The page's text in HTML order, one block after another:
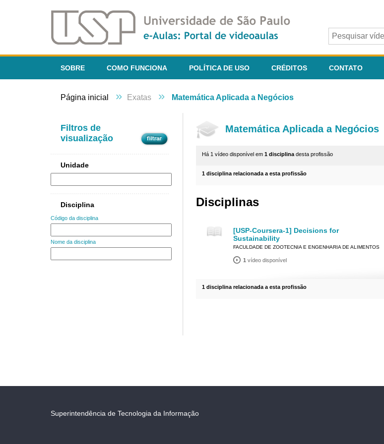
SOBRE COMO FUNCIONA POLÍTICA DE USO CRÉDITOS CONTATO
Página inicial » Exatas » Matemática Aplicada a Negócios
Filtros de
visualização
Unidade
Disciplina
Código da disciplina
Nome da disciplina
Matemática Aplicada a Negócios
Há 1 vídeo disponível em 1 disciplina desta profissão
1 disciplina relacionada a esta profissão
Disciplinas
[USP-Coursera-1] Decisions for
Sustainability
FACULDADE DE ZOOTECNIA E ENGENHARIA DE ALIMENTOS
1 vídeo disponível
1 disciplina relacionada a esta profissão
Superintendência de Tecnologia da Informação